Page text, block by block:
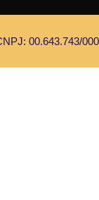
00.643.743/